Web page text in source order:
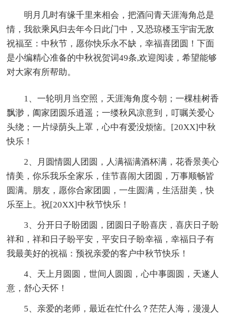
明月几时有缘千里来相会，把酒问青天涯海角总是
情，我欲乘风归去年今日此门中，又恐琼楼玉宇宙无敌
祝福至：中秋节，愿你快乐永不缺，幸福喜团圆！下面
是小编精心准备的中秋祝贺词49条,欢迎阅读，希望能够
对大家有所帮助。
1、一轮明月当空照，天涯海角度今朝；一棵桂树香
飘渺，阖家团圆乐逍遥；一缕秋风凉意到，叮嘱关爱心
头绕；一片绿荫头上罩，心中有爱没烦恼。[20XX]中秋
快乐！
2、月圆情圆人团圆，人满福满酒杯满，花香景美心
情美，你乐我乐全家乐，佳节喜闹大团圆，万事顺畅皆
圆满。朋友，愿你合家团圆，一生圆满，生活甜美，快
乐至上。祝[20XX]中秋节快乐！
3、分开日子盼团圆，团圆日子盼喜庆，喜庆日子盼
祥和，祥和日子盼平安，平安日子盼幸福，幸福日子有
我最美好的祝福：预祝亲爱的客户中秋节快乐！
4、天上月圆圆，世间人圆圆，心中事圆圆，天遂人
意，舒心天怀！
5、亲爱的老师，最近在忙什么？茫茫人海，漫漫人